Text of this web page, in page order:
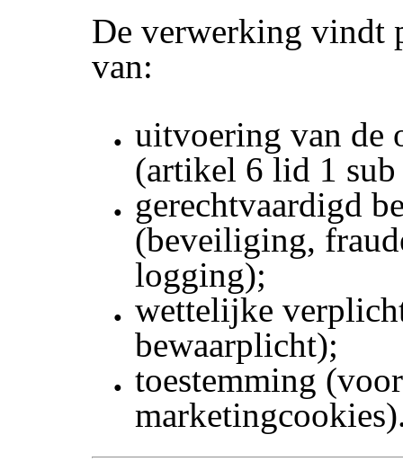
De verwerking vindt
van:
uitvoering van de
(artikel 6 lid 1
gerechtvaardigd
(beveiliging,
logging);
wettelijke
bewaarplicht);
toestemming (voor